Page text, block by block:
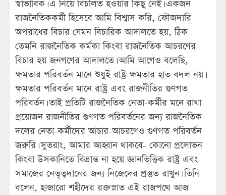
স্বাভাবিক। এ নিয়ে বিচলিত হওয়ার কিছু নেই। একজন
রাজনৈতিককর্মী হিসেবে আমি বিশ্বাস করি, ফৌজদারি
অপরাধের বিচার যেমন বিচারিক আদালতে হয়, ঠিক
তেমনি রাজনৈতিক কর্মকা কিংবা রাজনৈতিক আচরণের
বিচার হয় জনগণের আদালতে। আমি আগেও বলেছি,
ক্ষমতার পরিবর্তন মানে শুধুই রাষ্ট্র ক্ষমতার হাত বদল নয়।
ক্ষমতার পরিবর্তন মানে রাষ্ট্র এবং রাজনীতির গুণগত
পরিবর্তন। তাই প্রতিটি রাজনৈতিক নেতা-কর্মীর মনে রাখা
প্রয়োজন রাজনীতির গুণগত পরিবর্তনের জন্য রাজনৈতিক
দলের নেতা-কর্মীদের আচার-আচরণেও গুণগত পরিবর্তন
জরুরি। সুতরাং, আমার আহ্বান থাকবে- কোনো প্রলোভন
কিংবা উসকানিতে বিভ্রান্ত না হয়ে জ্ঞানভিত্তিক রাষ্ট্র এবং
সমাজের নেতৃত্বদানের জন্য নিজেদের প্রস্তুত রাখুন। তিনি
বলেন, হাজারো শহীদের রক্তস্নাত এই রাজপথে আজ